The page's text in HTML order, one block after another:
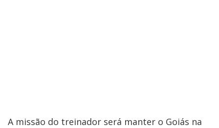
A missão do treinador será manter o Goiás na